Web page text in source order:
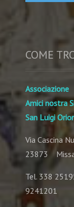
COME
Associazione
Amici nostra
San Luigi
Via Cascina
23873
Tel. 338
9241201